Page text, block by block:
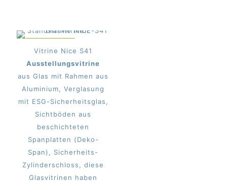
Vitrine Nice S41
Ausstellungsvitrine
aus Glas mit Rahmen aus
Aluminium, Verglasung
mit ESG-Sicherheitsglas,
Sichtböden aus
beschichteten
Spanplatten (Deko-
Span), Sicherheits-
Zylinderschloss, diese
Glasvitrinen haben